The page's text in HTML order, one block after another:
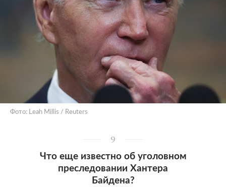
Фото: Leah Millis / Reuters
9
Что еще известно об уголовном
преследовании Хантера
Байдена?